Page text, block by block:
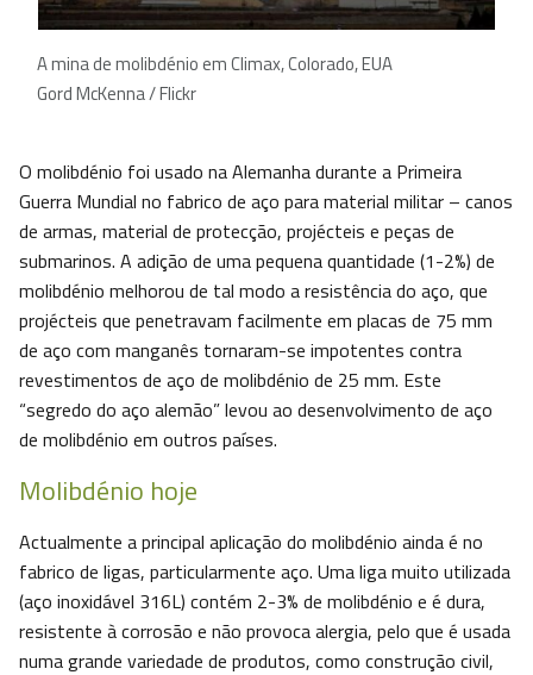
A mina de molibdénio em Climax, Colorado, EUA
Gord McKenna / Flickr
O molibdénio foi usado na Alemanha durante a Primeira
Guerra Mundial no fabrico de aço para material militar – canos
de armas, material de protecção, projécteis e peças de
submarinos. A adição de uma pequena quantidade (1-2%) de
molibdénio melhorou de tal modo a resistência do aço, que
projécteis que penetravam facilmente em placas de 75 mm
de aço com manganês tornaram-se impotentes contra
revestimentos de aço de molibdénio de 25 mm. Este
“segredo do aço alemão” levou ao desenvolvimento de aço
de molibdénio em outros países.
Molibdénio hoje
Actualmente a principal aplicação do molibdénio ainda é no
fabrico de ligas, particularmente aço. Uma liga muito utilizada
(aço inoxidável 316L) contém 2-3% de molibdénio e é dura,
resistente à corrosão e não provoca alergia, pelo que é usada
numa grande variedade de produtos, como construção civil,